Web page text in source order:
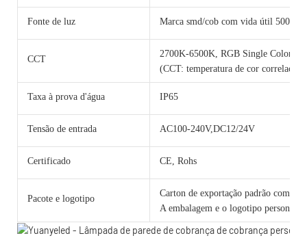
Fonte de luz Marca smd/cob com vida útil 50000
CCT
2700K-6500K, RGB Single Color
(CCT: temperatura de cor
Taxa à prova d'água IP65
Tensão de entrada AC100-240V,DC12/24V
Certificado CE, Rohs
Pacote e logotipo
Carton de exportação padrão com
A embalagem e o logotipo